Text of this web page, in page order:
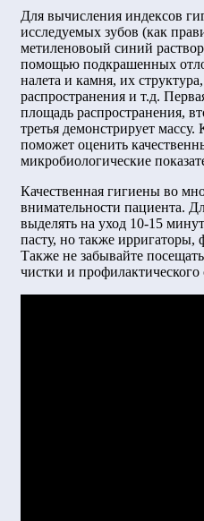
Для вычисления индексов
исследуемых зубов (как
метиленовоый синий
помощью подкрашенных
налета и камня, их
распространения и т.д.
площадь распространения,
третья демонстрирует массу.
поможет оценить
микробиологические
Качественная гигиены во
внимательности пациента.
выделять на уход 10-15
пасту, но также
Также не забывайте
чистки и профилактического